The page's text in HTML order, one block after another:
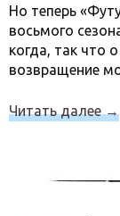
Но теперь
восьмого
когда, так что
возвращение
Читать далее→